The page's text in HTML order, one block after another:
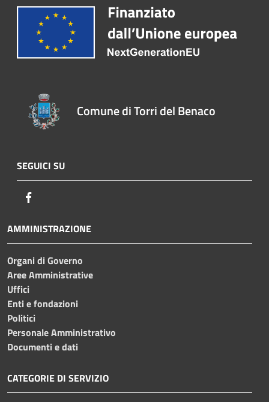
Comune di Torri del Benaco
SEGUICI SU
AMMINISTRAZIONE
Organi di Governo
Aree Amministrative
Uffici
Enti e fondazioni
Politici
Personale Amministrativo
Documenti e dati
CATEGORIE DI SERVIZIO